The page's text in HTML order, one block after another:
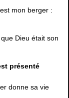
mon berger :
Dieu était son
présenté
donne sa vie